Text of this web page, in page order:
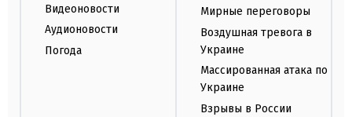
Видеоновости
Аудионовости
Погода
Мирные переговоры
Воздушная тревога в
Украине
Массированная атака по
Украине
Взрывы в России